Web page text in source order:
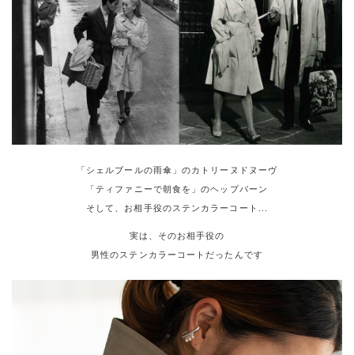
「シェルブールの雨傘」のカトリーヌドヌーヴ
「ティファニーで朝食を」のヘップバーン
そして、お相手役のステンカラーコート...
実は、そのお相手役の
男性のステンカラーコートだったんです